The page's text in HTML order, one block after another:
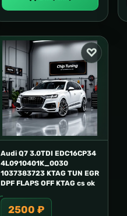
Audi Q7 3.0TDI EDC16CP34
4L0910401K_0030
1037383723 KTAG TUN EGR
DPF FLAPS OFF KTAG cs ok
2500 ₽